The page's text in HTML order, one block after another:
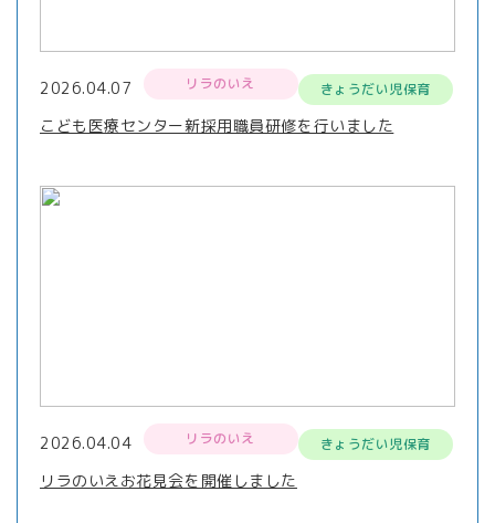
2026.04.07 リラのいえ きょうだい児保育
こども医療センター新採用職員研修を行いました
2026.04.04 リラのいえ きょうだい児保育
リラのいえお花見会を開催しました